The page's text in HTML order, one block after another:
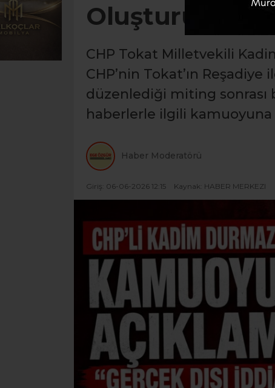
Oluşturuluyor”
CHP Tokat Milletvekili
CHP’nin Tokat’ın
düzenlediği miting sonrası
haberlerle ilgili
Haber Moderatörü
Giriş: 06-06-2026 12:15 Kaynak: HABER MERKEZI